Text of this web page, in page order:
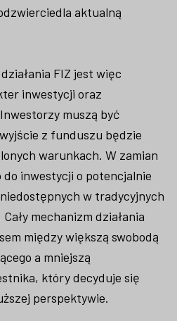
aktualną
FIZ jest więc
inwestycji oraz
muszą być
z funduszu będzie
warunkach. W zamian
inwestycji o potencjalnie
w tradycyjnych
mechanizm działania
między większą swobodą
a mniejszą
który decyduje się
perspektywie.